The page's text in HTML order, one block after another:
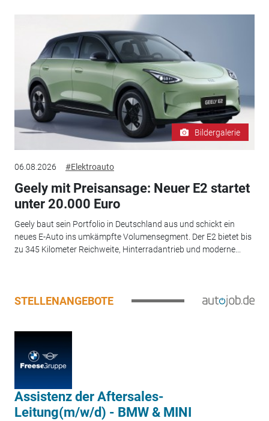
Bildergalerie
06.08.2026 #Elektroauto
Geely mit Preisansage: Neuer E2 startet
unter 20.000 Euro
Geely baut sein Portfolio in Deutschland aus und schickt ein
neues E-Auto ins umkämpfte Volumensegment. Der E2 bietet bis
zu 345 Kilometer Reichweite, Hinterradantrieb und moderne...
STELLENANGEBOTE
Assistenz der Aftersales-
Leitung(m/w/d) - BMW & MINI